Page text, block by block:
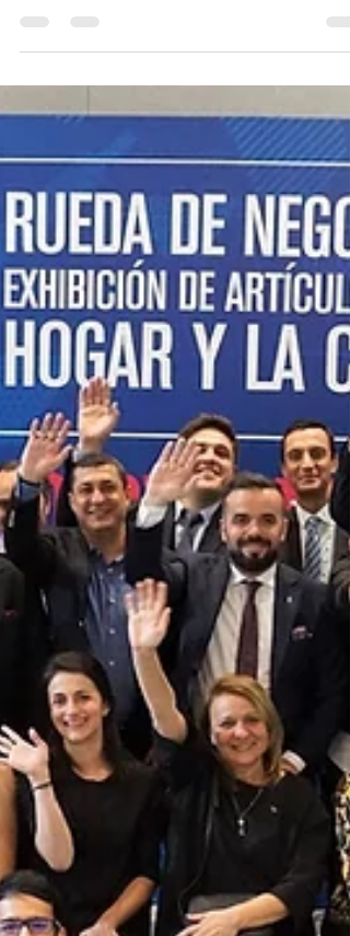
Turkey 2019, 50 Ülkeden 83 Katılımcıya Ev